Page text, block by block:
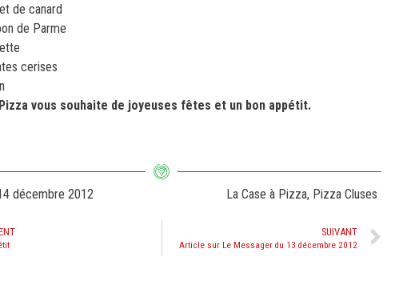
de canard
de Parme
cerises
vous souhaite de joyeuses fêtes et un bon appétit.
décembre 2012 La Case à Pizza, Pizza Cluses
SUIVANT
Article sur Le Messager du 13 décembre 2012